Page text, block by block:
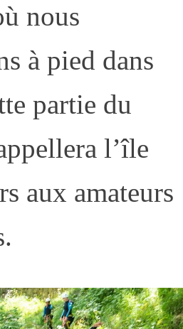
nous
à pied dans
partie du
l’île
aux amateurs